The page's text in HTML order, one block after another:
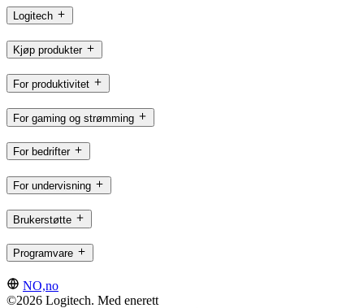
Logitech
Kjøp produkter
For produktivitet
For gaming og strømming
For bedrifter
For undervisning
Brukerstøtte
Programvare
NO,no
©2026 Logitech. Med enerett